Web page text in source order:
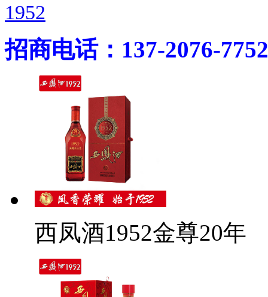
1952
招商电话：137-2076-7752
西凤酒1952金尊20年